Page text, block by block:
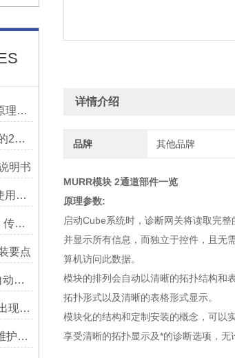
德国BURKERT电磁阀结构原理和特点
NORGREN诺冠无杆气缸上的2个调节阀怎么调
明书
造成ASCO防爆电磁阀线圈使用寿命缩短的原因竟是这样
PEPPERL+FUCHS（P+F）传感器的数据过大什么原因
要点
意大利ATOS电磁阀在工业自动化系统中的核心作用
介绍日本CKD电磁阀使用中出现故障时的保位方法？
费斯托电磁阀的正确使用与维护资料各分哪些
详情介绍
品牌 其他品牌
MURR模块 2通道部件一览
原理参数:
启动Cube系统时，诊断网关将读取完
并显示所有信息，而独立于控件，且无
算机访问此数据。
模块的排列会自动以清晰的拓扑结构和
拓扑形式以及清晰的表格形式显示。
模块化的结构和定制安装的概念，可以
享受清晰的拓扑显示及*的诊断选项，无